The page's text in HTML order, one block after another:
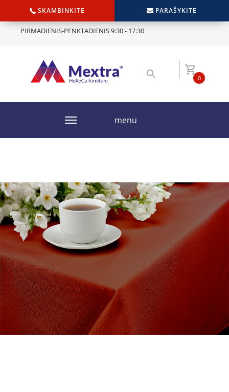
SKAMBINKITE PARAŠYKITE
PIRMADIENIS-PENKTADIENIS 9:30 - 17:30
0
menu